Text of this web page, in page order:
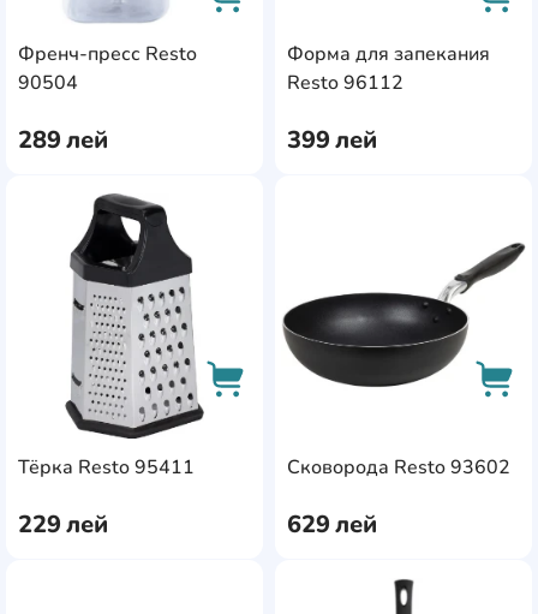
Френч-пресс Resto
90504
289лей
AddCardToCart
Форма для запекания
Resto 96112
399лей
Тёрка Resto 95411
229лей
AddCardToCart
Сковорода Resto 93602
629лей
AddCardToFavourite